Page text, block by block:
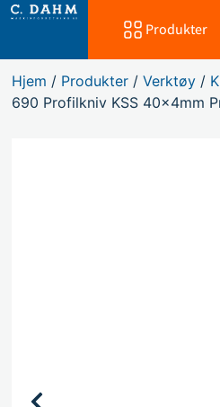
Produkter
Hjem / Produkter /Verktøy /
690 Profilkniv KSS 40x4mm